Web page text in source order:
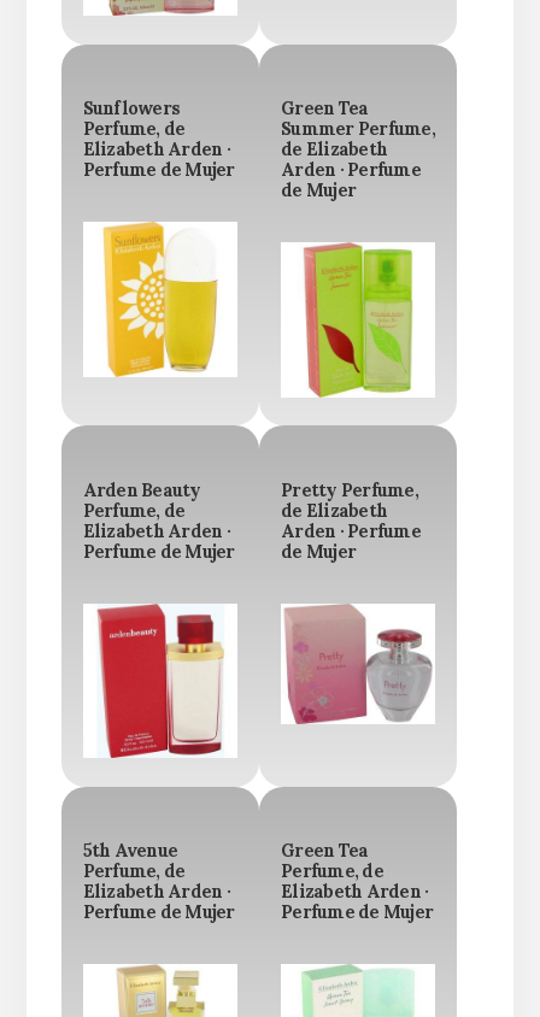
Sunflowers
Perfume, de
Elizabeth Arden ·
Perfume de Mujer
Green Tea
Summer Perfume,
de Elizabeth
Arden · Perfume
de Mujer
Arden Beauty
Perfume, de
Elizabeth Arden ·
Perfume de Mujer
Pretty Perfume,
de Elizabeth
Arden · Perfume
de Mujer
5th Avenue
Perfume, de
Elizabeth Arden ·
Perfume de Mujer
Green Tea
Perfume, de
Elizabeth Arden ·
Perfume de Mujer